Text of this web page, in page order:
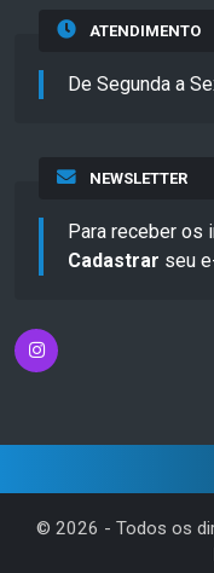
ATENDIMENTO
De Segunda a
NEWSLETTER
Para receber os
Cadastrar seu
© 2026 - Todos os